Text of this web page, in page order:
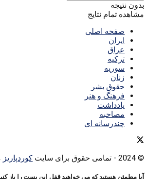
بدون نتیجه
مشاهده تمام نتایج
صفحه اصلی
ایران
عراق
ترکیه
سوریه
زنان
حقوق بشر
فرهنگ و هنر
یادداشت
مصاحبه
چندرسانه ای
© 2024 - تمامی حقوق برای سایت کوردپاریز
آیا مطمئن هستید که می خواهید قفل این پست را باز